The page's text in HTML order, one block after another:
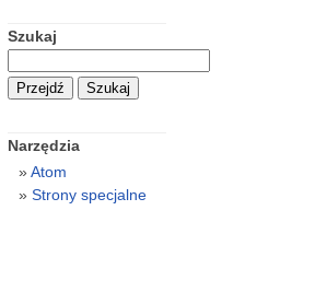
Szukaj
Narzędzia
Atom
Strony specjalne